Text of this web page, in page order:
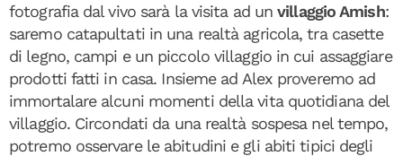
fotografia dal vivo sarà la visita ad unvillaggio Amish:
saremo catapultati in una realtà agricola, tra casette
di legno, campi e un piccolo villaggio in cui assaggiare
prodotti fatti in casa. Insieme ad Alex proveremo ad
immortalare alcuni momenti della vita quotidiana del
villaggio. Circondati da una realtà sospesa nel tempo,
potremo osservare le abitudini e gli abiti tipici degli